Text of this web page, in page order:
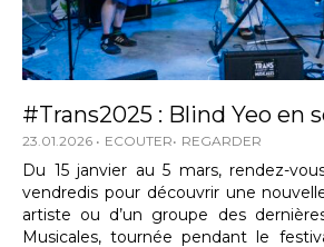
#Trans2025 : Blind Yeo en
23.01.2026 ECOUTER REGARDER
Du 15 janvier au 5 mars, rendez-
vendredis pour découvrir une
artiste ou d’un groupe des
Musicales, tournée pendant le